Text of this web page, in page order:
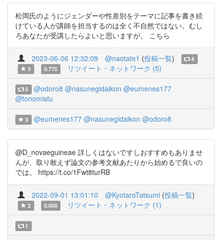
松岡氏のようにジェンダーや性差別をテーマに記事を書き続
けている人が講師を担当するのは全く不自然ではない。むし
ろあなたが受講したらよいと思いますが。 こちら
2023-06-06 12:32:09 @naotate1 (投稿一覧)
4
3
0.775 リツイート・ネットワーク (5)
5 @odoro8 @nasunegidaikon @eumenes177
@tonomistu
3 @eumenes177 @nasunegidaikon @odoro8
@D_novaeguineae 詳しくはないですしおすすめもありませ
んが、取り敢えず論文の参考文献あたりから始めるで良いの
では。 https://t.co/1Fwt8turRB
2022-09-01 13:01:10 @KyotaroTatsumi (投稿一覧)
2 0.000 リツイート・ネットワーク (1)
1